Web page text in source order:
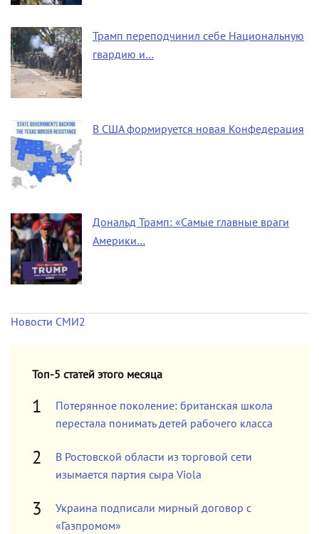
Трамп переподчинил себе Национальную
гвардию и…
В США формируется новая Конфедерация
Дональд Трамп: «Самые главные враги
Америки…
Новости СМИ2
Топ-5 статей этого месяца
Потерянное поколение: британская школа
перестала понимать детей рабочего класса
В Ростовской области из торговой сети
изымается партия сыра Viola
Украина подписали мирный договор с
«Газпромом»